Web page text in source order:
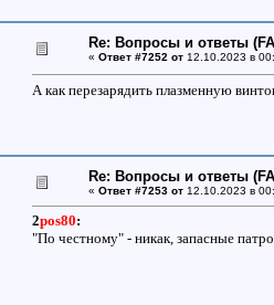
Re: Вопросы и ответы
« Ответ #7252 от12.10.2023 в
А как перезарядить плазменную
Re: Вопросы и ответы
« Ответ #7253 от12.10.2023 в
2pos80:
"По честному" - никак, запасные